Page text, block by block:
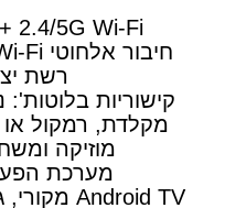
2.4/5G Wi-Fi + קישוריות Bluetooth
רשת
קישוריות
מקלדת, רמקול או
מוזיקה
מערכת